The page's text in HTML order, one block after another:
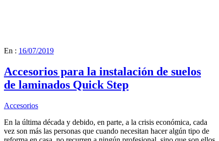
En : 16/07/2019
Accesorios para la instalación de suelos
de laminados Quick Step
Accesorios
En la última década y debido, en parte, a la crisis económica, cada
vez son más las personas que cuando necesitan hacer algún tipo de